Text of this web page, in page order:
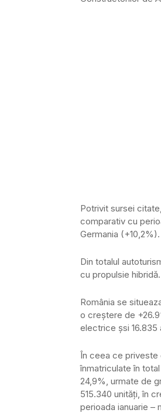
Potrivit sursei
comparativ cu
Germania (+10,2%).
Din totalul
cu propulsie hibridă.
România se
o creștere de
electrice șsi 16.835
În ceea ce priveste
înmatriculate în
24,9%, urmate de
515.340 unități, în
perioada ianuarie –